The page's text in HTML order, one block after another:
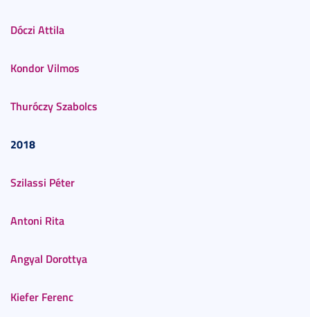
Dóczi Attila
Kondor Vilmos
Thuróczy Szabolcs
2018
Szilassi Péter
Antoni Rita
Angyal Dorottya
Kiefer Ferenc